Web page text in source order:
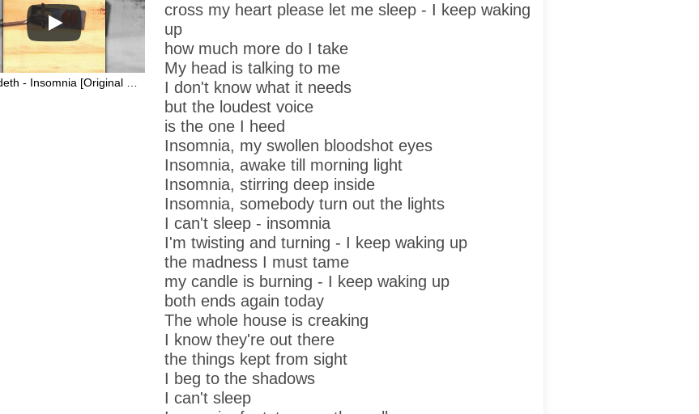
Megadeth - Insomnia [Original 1999 Studio Recording]
cross my heart please let me sleep - I keep waking
up
how much more do I take
My head is talking to me
I don't know what it needs
but the loudest voice
is the one I heed
Insomnia, my swollen bloodshot eyes
Insomnia, awake till morning light
Insomnia, stirring deep inside
Insomnia, somebody turn out the lights
I can't sleep - insomnia
I'm twisting and turning - I keep waking up
the madness I must tame
my candle is burning - I keep waking up
both ends again today
The whole house is creaking
I know they're out there
the things kept from sight
I beg to the shadows
I can't sleep